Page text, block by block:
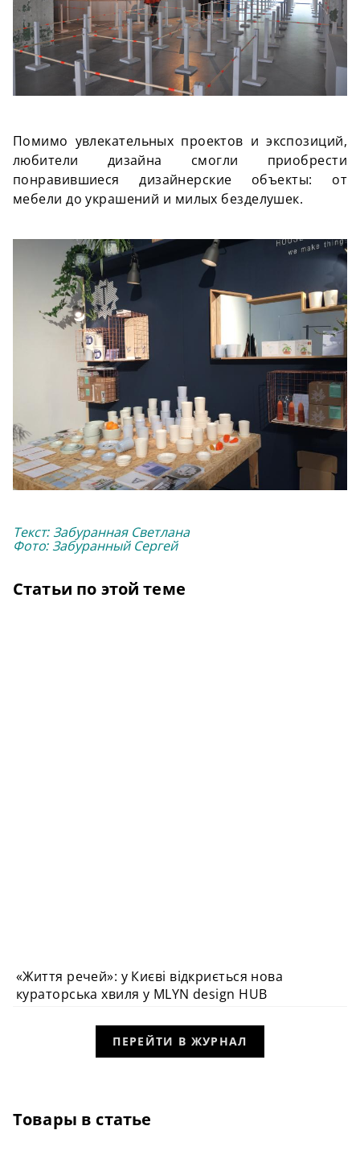
Помимо увлекательных проектов и экспозиций,
любители дизайна смогли приобрести
понравившиеся дизайнерские объекты: от
мебели до украшений и милых безделушек.
Текст: Забуранная Светлана
Фото: Забуранный Сергей
Статьи по этой теме
ПОДІЯ
«Життя речей»: у Києві відкриється нова
кураторська хвиля у MLYN design HUB
ПЕРЕЙТИ В ЖУРНАЛ
Товары в статье